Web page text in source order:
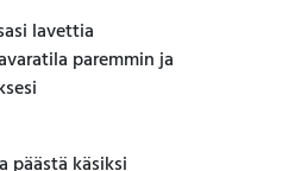
lavettia
paremmin ja
päästä käsiksi